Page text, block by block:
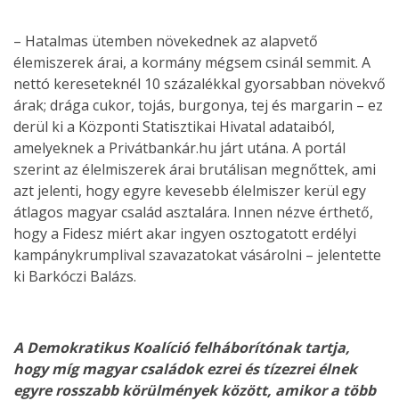
– Hatalmas ütemben növekednek az alapvető
élemiszerek árai, a kormány mégsem csinál semmit. A
nettó kereseteknél 10 százalékkal gyorsabban növekvő
árak; drága cukor, tojás, burgonya, tej és margarin – ez
derül ki a Központi Statisztikai Hivatal adataiból,
amelyeknek a Privátbankár.hu járt utána. A portál
szerint az élelmiszerek árai brutálisan megnőttek, ami
azt jelenti, hogy egyre kevesebb élelmiszer kerül egy
átlagos magyar család asztalára. Innen nézve érthető,
hogy a Fidesz miért akar ingyen osztogatott erdélyi
kampánykrumplival szavazatokat vásárolni – jelentette
ki Barkóczi Balázs.
A Demokratikus Koalíció felháborítónak tartja,
hogy míg magyar családok ezrei és tízezrei élnek
egyre rosszabb körülmények között, amikor a több